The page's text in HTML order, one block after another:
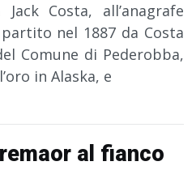
Costa, all’anagrafe
nel 1887 da Costa
Comune di Pederobba,
in Alaska, e
al fianco